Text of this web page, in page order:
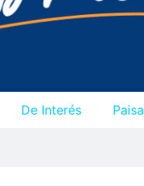
De Interés